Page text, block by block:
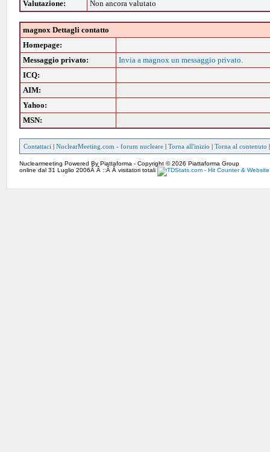
Valutazione: Non ancora valutato
magnox Dettagli contatto
Homepage:
Messaggio privato:
Invia a magnox un messaggio privato.
ICQ:
AIM:
Yahoo:
MSN:
Contattaci |NuclearMeeting.com - forum nucleare |Torna all'inizio |Torna al contenuto
Nuclearmeeting Powered By Piattaforma - Copyright © 2026 Piattaforma Group
online dal 31 Luglio 2006Â Â ::Â Â visitatori totali